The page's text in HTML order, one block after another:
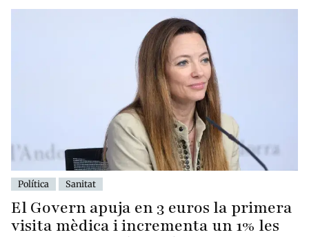
Política Sanitat
El Govern apuja en 3 euros la primera
visita mèdica i incrementa un 1% les